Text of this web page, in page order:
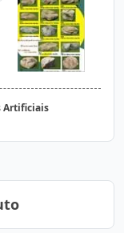
Artificiais